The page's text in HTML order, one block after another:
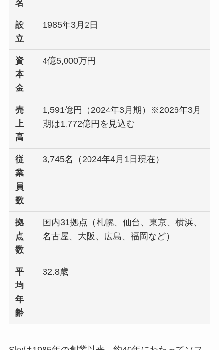
名
設
立
1985年3月2日
資
本
金
4億5,000万円
売
上
高
1,591億円（2024年3月期）※2026年3月
期は1,772億円を見込む
従
業
員
数
3,745名（2024年4月1日現在）
拠
点
数
国内31拠点（札幌、仙台、東京、横浜、
名古屋、大阪、広島、福岡など）
平
均
年
齢
32.8歳